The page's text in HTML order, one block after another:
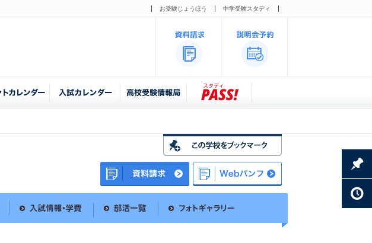
お受験じょうほう 中学受験スタディ